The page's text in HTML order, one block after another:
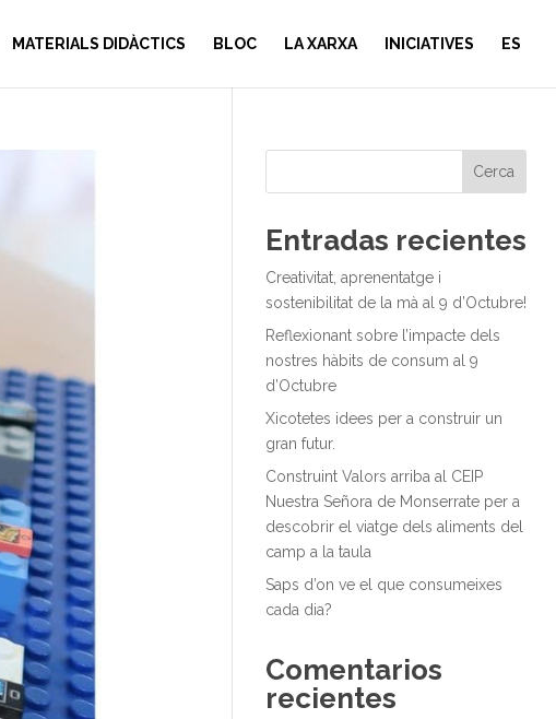
MATERIALS DIDÀCTICS BLOC LA XARXA INICIATIVES ES
Cerca
Entradas recientes
Creativitat, aprenentatge i
sostenibilitat de la mà al 9 d’Octubre!
Reflexionant sobre l’impacte dels
nostres hàbits de consum al 9
d’Octubre
Xicotetes idees per a construir un
gran futur.
Construint Valors arriba al CEIP
Nuestra Señora de Monserrate per a
descobrir el viatge dels aliments del
camp a la taula
Saps d’on ve el que consumeixes
cada dia?
Comentarios
recientes